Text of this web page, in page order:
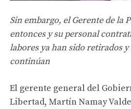
Sin embargo, el Gerente de la
entonces y su personal
labores ya han sido retirados y
continúan
El gerente general del
Libertad, Martín Namay